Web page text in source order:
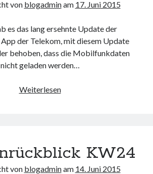
von blogadminam 17. Juni 2015
es das lang ersehnte Update der
der Telekom, mit diesem Update
behoben, dass die Mobilfunkdaten
nicht geladen werden…
WeiterlesenKundencenter
wieder
KW24
von blogadminam 14. Juni 2015